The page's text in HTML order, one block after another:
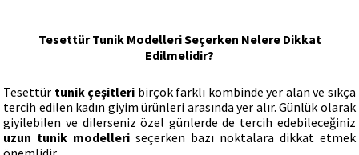
Tesettür Tunik Modelleri Seçerken Nelere Dikkat
Edilmelidir?
Tesettür tunik çeşitleri birçok farklı kombinde yer alan ve sıkça
tercih edilen kadın giyim ürünleri arasında yer alır. Günlük olarak
giyilebilen ve dilerseniz özel günlerde de tercih edebileceğiniz
uzun tunik modelleriseçerken bazı noktalara dikkat etmek